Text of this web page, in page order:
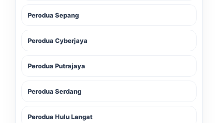
Perodua Sepang
Perodua Cyberjaya
Perodua Putrajaya
Perodua Serdang
Perodua Hulu Langat